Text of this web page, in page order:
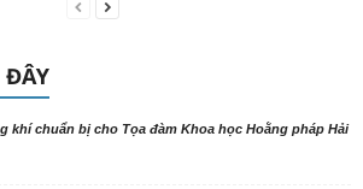
ĐÂY
khí chuẩn bị cho Tọa đàm Khoa học Hoằng pháp Hải